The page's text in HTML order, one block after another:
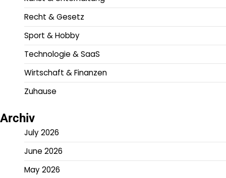
Recht & Gesetz
Sport & Hobby
Technologie & SaaS
Wirtschaft & Finanzen
Zuhause
Archiv
July 2026
June 2026
May 2026